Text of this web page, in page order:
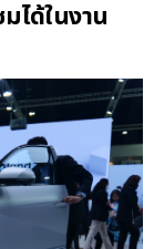
ได้ในงาน